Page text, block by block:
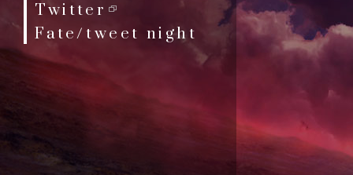
Twitter
Fate/tweet night